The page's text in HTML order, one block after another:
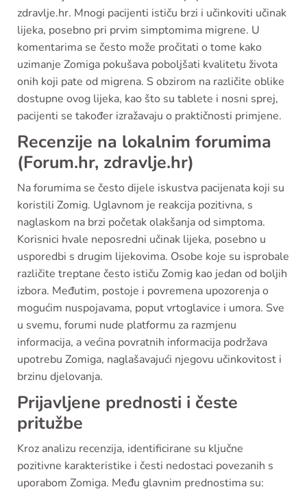
zdravlje.hr. Mnogi pacijenti ističu brzi i učinkoviti učinak
lijeka, posebno pri prvim simptomima migrene. U
komentarima se često može pročitati o tome kako
uzimanje Zomiga pokušava poboljšati kvalitetu života
onih koji pate od migrena. S obzirom na različite oblike
dostupne ovog lijeka, kao što su tablete i nosni sprej,
pacijenti se također izražavaju o praktičnosti primjene.
Recenzije na lokalnim forumima
(Forum.hr, zdravlje.hr)
Na forumima se često dijele iskustva pacijenata koji su
koristili Zomig. Uglavnom je reakcija pozitivna, s
naglaskom na brzi početak olakšanja od simptoma.
Korisnici hvale neposredni učinak lijeka, posebno u
usporedbi s drugim lijekovima. Osobe koje su isprobale
različite treptane često ističu Zomig kao jedan od boljih
izbora. Međutim, postoje i povremena upozorenja o
mogućim nuspojavama, poput vrtoglavice i umora. Sve
u svemu, forumi nude platformu za razmjenu
informacija, a većina povratnih informacija podržava
upotrebu Zomiga, naglašavajući njegovu učinkovitost i
brzinu djelovanja.
Prijavljene prednosti i česte
pritužbe
Kroz analizu recenzija, identificirane su ključne
pozitivne karakteristike i česti nedostaci povezanih s
uporabom Zomiga. Među glavnim prednostima su: